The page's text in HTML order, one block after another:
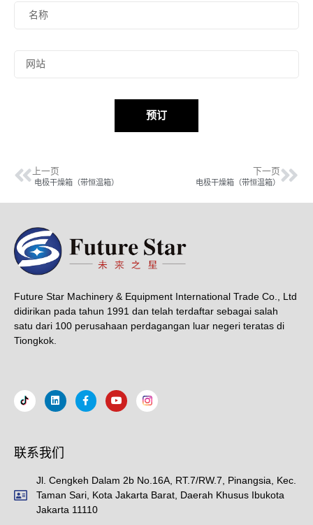
预订
上一页
电极干燥箱（带恒温箱）
下一页
电极干燥箱（带恒温箱）
Future Star Machinery & Equipment International Trade Co., Ltd
didirikan pada tahun 1991 dan telah terdaftar sebagai salah
satu dari 100 perusahaan perdagangan luar negeri teratas di
Tiongkok.
联系我们
Jl. Cengkeh Dalam 2b No.16A, RT.7/RW.7, Pinangsia, Kec.
Taman Sari, Kota Jakarta Barat, Daerah Khusus Ibukota
Jakarta 11110